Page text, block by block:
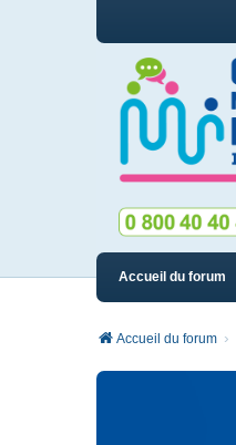
Accueil du forum
Accueil du forum